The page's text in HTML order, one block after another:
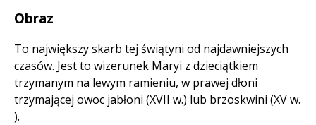
Obraz
To największy skarb tej świątyni od najdawniejszych
czasów. Jest to wizerunek Maryi z dzieciątkiem
trzymanym na lewym ramieniu, w prawej dłoni
trzymającej owoc jabłoni (XVII w.) lub brzoskwini (XV w.
).